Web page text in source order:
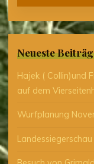
Neueste
Hajek ( Collin)und
auf dem
Wurfplanung